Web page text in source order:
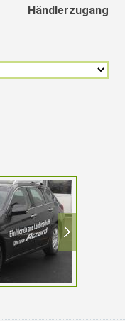
Händlerzugang